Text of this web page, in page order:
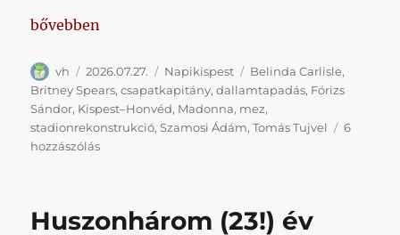
„Kispest–Honvéd, 2003, fekete mez,
bővebben
Szerző
vh Közzétéve
2026.07.27. Kategória
Napikispest Címke
Belinda Carlisle,
Britney Spears,csapatkapitány,dallamtapadás, Fórizs
Sándor, Kispest–Honvéd, Madonna, mez,
stadionrekonstrukció,Szamosi Ádám,Tomás Tujvel
6
hozzászólásKispest–
mez,
Huszonhárom (23!) év